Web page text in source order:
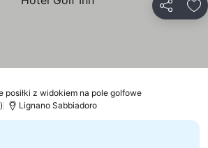
posiłki z widokiem na pole golfowe
Lignano Sabbiadoro